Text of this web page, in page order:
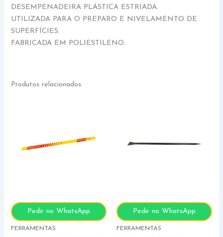
DESEMPENADEIRA PLÁSTICA ESTRIADA.
UTILIZADA PARA O PREPARO E NIVELAMENTO DE
SUPERFÍCIES.
FABRICADA EM POLIESTILENO.
Produtos relacionados
Pedir no WhatsApp
FERRAMENTAS
Pedir no WhatsApp
FERRAMENTAS